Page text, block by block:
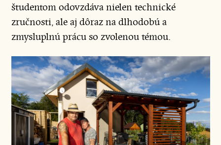
študentom odovzdáva nielen technické
zručnosti, ale aj dôraz na dlhodobú a
zmysluplnú prácu so zvolenou témou.